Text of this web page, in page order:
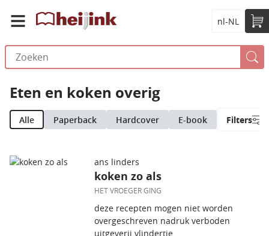
nl-NL
Eten en koken overig
Alle Paperback Hardcover E-book Filters
ans linders
koken zo als
HET VROEGER GING
deze recepten mogen niet worden
overgeschreven nadruk verboden
uitgeverij vlindertje